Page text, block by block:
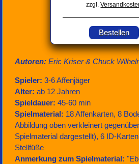
zzgl.
Bestellen
Autoren: Eric Kriser & Chuck
Spieler: 3-6 Affenjäger
Alter: ab 12 Jahren
Spieldauer: 45-60 min
Spielmaterial: 18 Affenkarten, 8
Abbildung oben verkleinert
Spielmaterial dargestellt), 6 ID-
Stellfüße
Anmerkung zum Spielmaterial: